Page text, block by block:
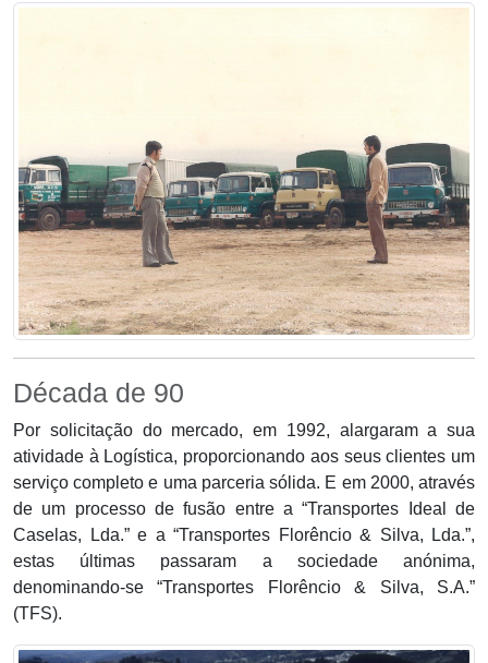
Década de 90
Por solicitação do mercado, em 1992, alargaram a sua
atividade à Logística, proporcionando aos seus clientes um
serviço completo e uma parceria sólida. E em 2000, através
de um processo de fusão entre a “Transportes Ideal de
Caselas, Lda.” e a “Transportes Florêncio & Silva, Lda.”,
estas últimas passaram a sociedade anónima,
denominando-se “Transportes Florêncio & Silva, S.A.”
(TFS).